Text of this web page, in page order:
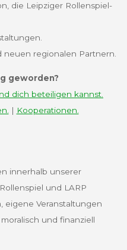
die Leipziger Rollenspiel-
regionalen Partnern.
geworden?
dich beteiligen kannst.
| Kooperationen.
innerhalb unserer
und LARP
eigene Veranstaltungen
und finanziell